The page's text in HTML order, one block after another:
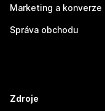
Marketing a konverze
Správa obchodu
Zdroje